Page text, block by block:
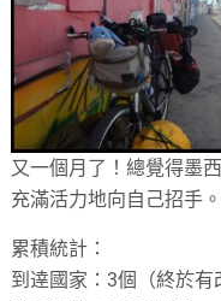
又一個月了！總覺得墨
充滿活力地向自己招手。
累積統計：
到逹國家：3個（終於有